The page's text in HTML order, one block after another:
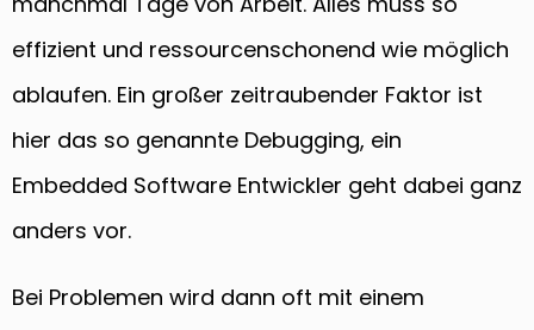
effizient und ressourcenschonend wie möglich
ablaufen. Ein großer zeitraubender Faktor ist
hier das so genannte Debugging, ein
Embedded Software Entwickler geht dabei ganz
anders vor.
Bei Problemen wird dann oft mit einem